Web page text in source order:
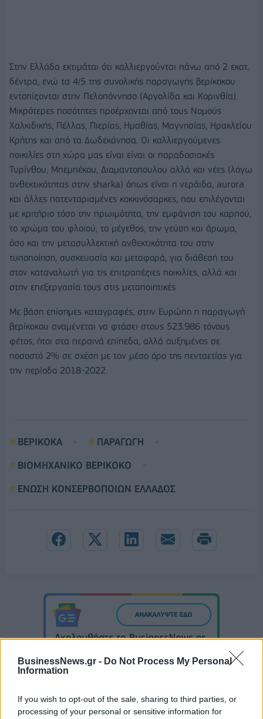
BusinessNews.gr - Do Not Process My Personal
Information
If you wish to opt-out of the sale, sharing to third parties, or
processing of your personal or sensitive information for
Στην Ελλάδα εκτιμάται ότι καλλιεργούνται πάνω από 2 εκατ.
δέντρα, ενώ τα 4/5 της συνολικής παραγωγής βερίκοκου
εντοπίζονται στην Πελοπόννησο (Αργολίδα και Κορινθία).
Μικρότερες ποσότητες προέρχονται από τους Νομούς
Χαλκιδικής, Πέλλας, Πιερίας, Ημαθίας, Μαγνησίας, Ηρακλείου
Κρήτης και από τα Δωδεκάνησα. Οι καλλιεργούμενες
ποικιλίες στη χώρα μας είναι είναι οι παραδοσιακές
Τυρίνθου, Μπεμπέκου, Διαμαντοπουλου αλλά και νέες (λόγω
ανθεκτικότητας στην sharka) όπως είναι η νεράιδα, aurora
και άλλες πατενταρισμένες κοκκινόσαρκες, που επιλέγονται
με κριτήριο τόσο την πρωιμότητα, την εμφάνιση του καρπού,
το χρώμα του φλοιού, το μέγεθος, την γεύση και άρωμα,
όσο και την μετασυλλεκτική ανθεκτικότητα του στην
τυποποίηση, συσκευασία και μεταφορά, για διάθεσή του
στον καταναλωτή για τις επιτραπέζιες ποικιλίες, αλλά και
στην επεξεργασία τους στις μεταποιητικές
Με βάση επίσημες καταγραφές, στην Ευρώπη η παραγωγή
βερίκοκου αναμένεται να φτάσει στους 523.986 τόνους
φέτος, ήτοι στα περσινά επίπεδα, αλλά αυξημένος σε
ποσοστό 2% σε σχέση με τον μέσο όρο της πενταετίας για
την περίοδο 2018-2022.
ΒΕΡΙΚΟΚΑ
ΠΑΡΑΓΩΓΗ
ΒΙΟΜΗΧΑΝΙΚΟ ΒΕΡΙΚΟΚΟ
ΕΝΩΣΗ ΚΟΝΣΕΡΒΟΠΟΙΩΝ ΕΛΛΑΔΟΣ